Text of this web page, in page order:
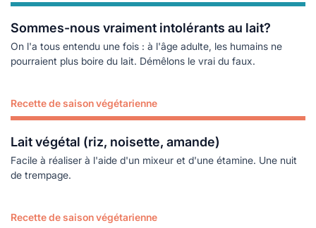
Sommes-nous vraiment intolérants au lait?
On l'a tous entendu une fois : à l'âge adulte, les humains ne
pourraient plus boire du lait. Démêlons le vrai du faux.
Recette de saison végétarienne
Lait végétal (riz, noisette, amande)
Facile à réaliser à l'aide d'un mixeur et d'une étamine. Une nuit
de trempage.
Lire plus
Recette de saison végétarienne
Lire plus